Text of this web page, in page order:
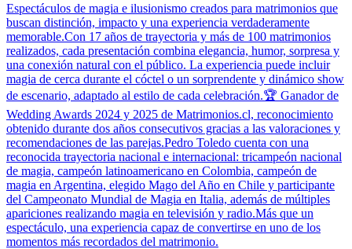
Espectáculos de magia e ilusionismo creados para matrimonios que
buscan distinción, impacto y una experiencia verdaderamente
memorable.Con 17 años de trayectoria y más de 100 matrimonios
realizados, cada presentación combina elegancia, humor, sorpresa y
una conexión natural con el público. La experiencia puede incluir
magia de cerca durante el cóctel o un sorprendente y dinámico show
de escenario, adaptado al estilo de cada celebración.🏆 Ganador de
Wedding Awards 2024 y 2025 de Matrimonios.cl, reconocimiento
obtenido durante dos años consecutivos gracias a las valoraciones y
recomendaciones de las parejas.Pedro Toledo cuenta con una
reconocida trayectoria nacional e internacional: tricampeón nacional
de magia, campeón latinoamericano en Colombia, campeón de
magia en Argentina, elegido Mago del Año en Chile y participante
del Campeonato Mundial de Magia en Italia, además de múltiples
apariciones realizando magia en televisión y radio.Más que un
espectáculo, una experiencia capaz de convertirse en uno de los
momentos más recordados del matrimonio.